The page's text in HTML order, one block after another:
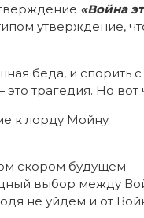
«Война
утверждение,
беда, и спорить
трагедия. Но вот
к лорду Мойну
скором будущем
выбор между
не уйдем и от